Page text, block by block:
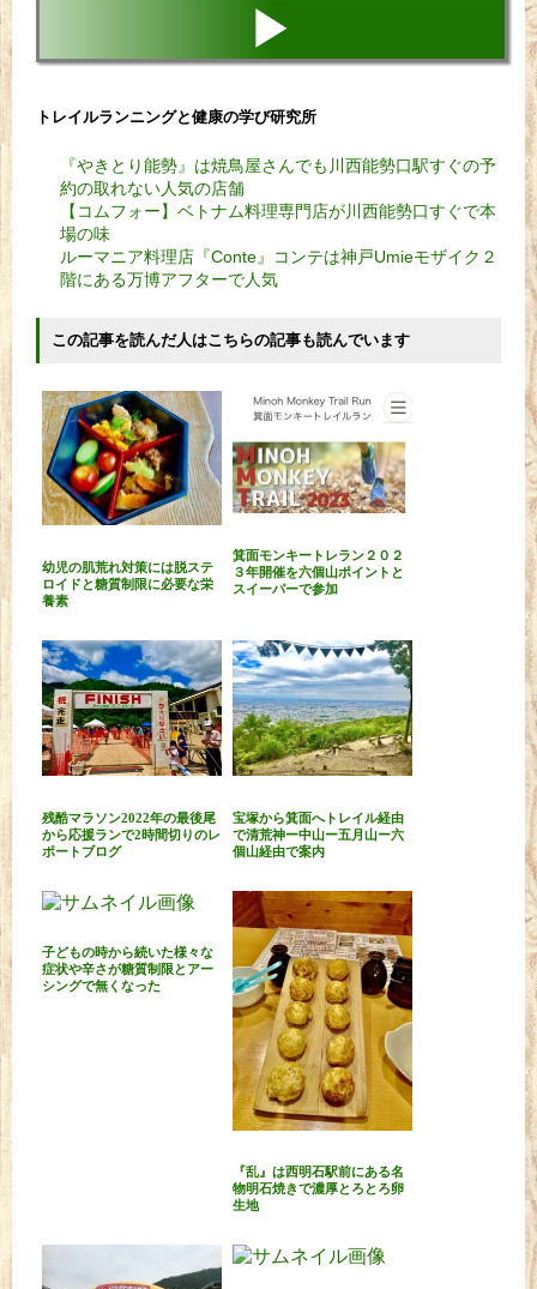
▶
トレイルランニングと健康の学び研究所
『やきとり能勢』は焼鳥屋さんでも川西能勢口駅すぐの予
約の取れない人気の店舗
【コムフォー】ベトナム料理専門店が川西能勢口すぐで本
場の味
ルーマニア料理店『Conte』コンテは神戸Umieモザイク２
階にある万博アフターで人気
この記事を読んだ人はこちらの記事も読んでいます
幼児の肌荒れ対策には脱ステ
ロイドと糖質制限に必要な栄
養素
箕面モンキートレラン２０２
３年開催を六個山ポイントと
スイーパーで参加
残酷マラソン2022年の最後尾
から応援ランで2時間切りのレ
ポートブログ
宝塚から箕面へトレイル経由
で清荒神ー中山ー五月山ー六
個山経由で案内
子どもの時から続いた様々な
症状や辛さが糖質制限とアー
シングで無くなった
『乱』は西明石駅前にある名
物明石焼きで濃厚とろとろ卵
生地